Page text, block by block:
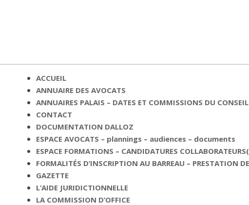
ACCUEIL
ANNUAIRE DES AVOCATS
ANNUAIRES PALAIS – DATES ET COMMISSIONS DU
CONTACT
DOCUMENTATION DALLOZ
ESPACE AVOCATS – plannings – audiences – documents
ESPACE FORMATIONS – CANDIDATURES
FORMALITÉS D’INSCRIPTION AU BARREAU – PRESTATION
GAZETTE
L’AIDE JURIDICTIONNELLE
LA COMMISSION D’OFFICE